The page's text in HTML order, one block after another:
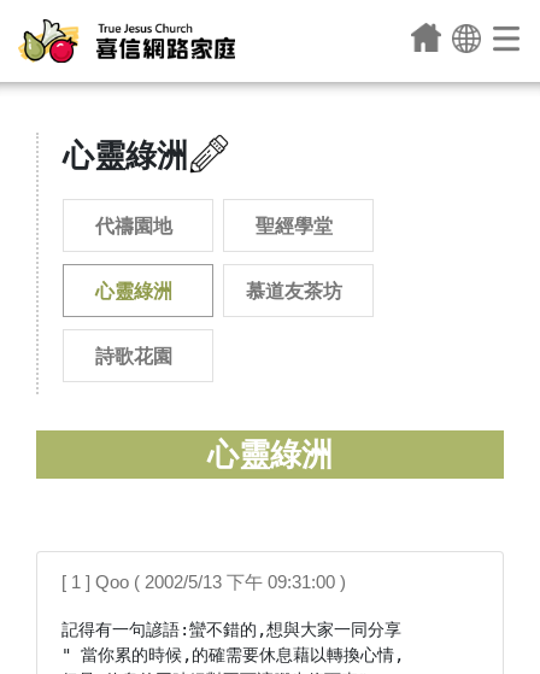
心靈綠洲
代禱園地 聖經學堂
心靈綠洲 慕道友茶坊
詩歌花園
心靈綠洲
[ 1 ] Qoo ( 2002/5/13 下午 09:31:00 )
記得有一句諺語:蠻不錯的,想與大家一同分享
" 當你累的時候,的確需要休息藉以轉換心情,